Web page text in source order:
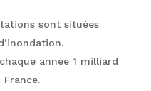
sont situées
année 1 milliard
France.